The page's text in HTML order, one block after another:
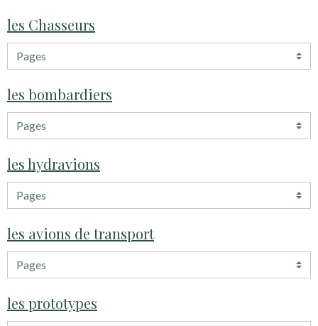
les Chasseurs
les bombardiers
les hydravions
les avions de transport
les prototypes